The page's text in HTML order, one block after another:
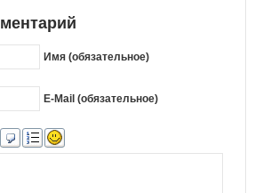
Имя (обязательное)
E-Mail (обязательное)